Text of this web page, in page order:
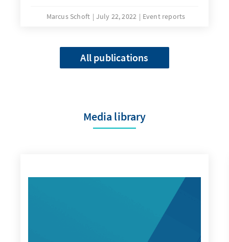
Marcus Schoft July 22, 2022 Event reports
All publications
Media library